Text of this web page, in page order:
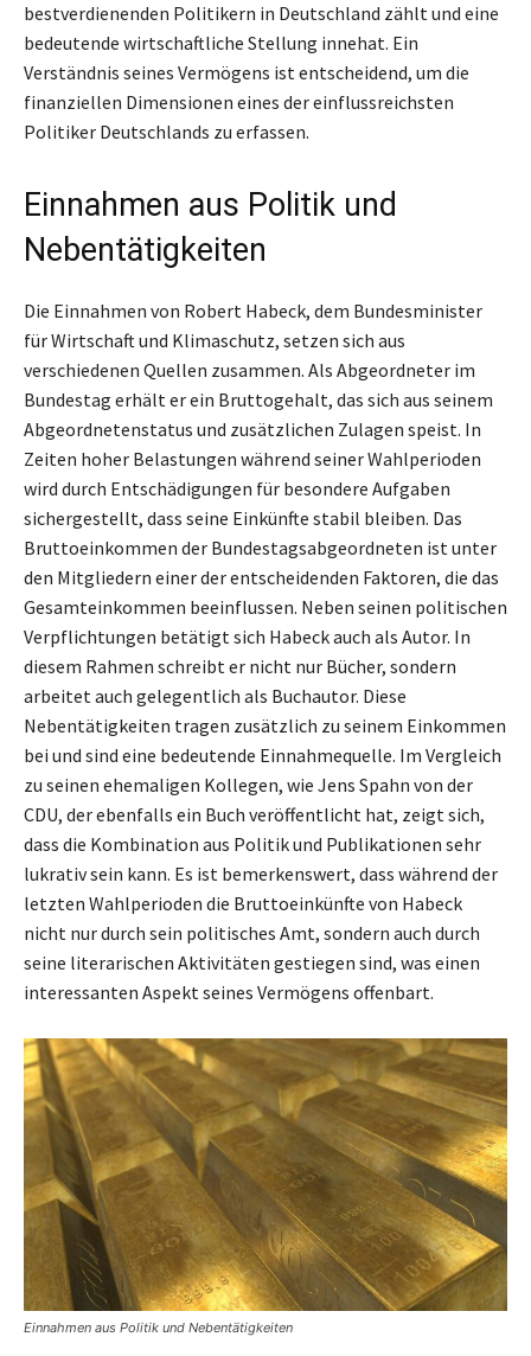
bestverdienenden Politikern in Deutschland zählt und eine
bedeutende wirtschaftliche Stellung innehat. Ein
Verständnis seines Vermögens ist entscheidend, um die
finanziellen Dimensionen eines der einflussreichsten
Politiker Deutschlands zu erfassen.
Einnahmen aus Politik und
Nebentätigkeiten
Die Einnahmen von Robert Habeck, dem Bundesminister
für Wirtschaft und Klimaschutz, setzen sich aus
verschiedenen Quellen zusammen. Als Abgeordneter im
Bundestag erhält er ein Bruttogehalt, das sich aus seinem
Abgeordnetenstatus und zusätzlichen Zulagen speist. In
Zeiten hoher Belastungen während seiner Wahlperioden
wird durch Entschädigungen für besondere Aufgaben
sichergestellt, dass seine Einkünfte stabil bleiben. Das
Bruttoeinkommen der Bundestagsabgeordneten ist unter
den Mitgliedern einer der entscheidenden Faktoren, die das
Gesamteinkommen beeinflussen. Neben seinen politischen
Verpflichtungen betätigt sich Habeck auch als Autor. In
diesem Rahmen schreibt er nicht nur Bücher, sondern
arbeitet auch gelegentlich als Buchautor. Diese
Nebentätigkeiten tragen zusätzlich zu seinem Einkommen
bei und sind eine bedeutende Einnahmequelle. Im Vergleich
zu seinen ehemaligen Kollegen, wie Jens Spahn von der
CDU, der ebenfalls ein Buch veröffentlicht hat, zeigt sich,
dass die Kombination aus Politik und Publikationen sehr
lukrativ sein kann. Es ist bemerkenswert, dass während der
letzten Wahlperioden die Bruttoeinkünfte von Habeck
nicht nur durch sein politisches Amt, sondern auch durch
seine literarischen Aktivitäten gestiegen sind, was einen
interessanten Aspekt seines Vermögens offenbart.
Einnahmen aus Politik und Nebentätigkeiten